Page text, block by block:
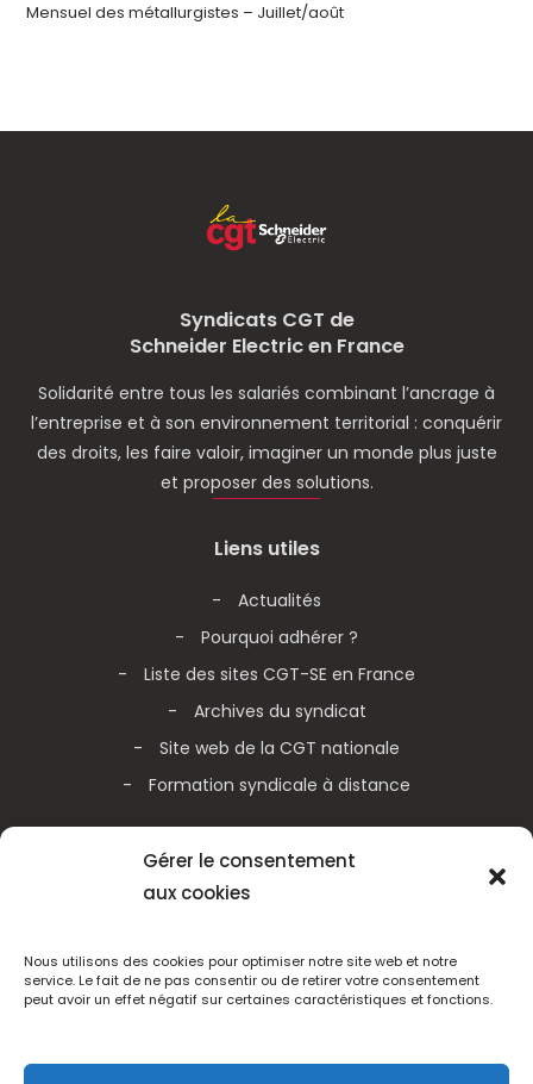
Gérer le consentement
aux cookies
Nous utilisons des cookies pour optimiser notre site web et notre
service. Le fait de ne pas consentir ou de retirer votre consentement
peut avoir un effet négatif sur certaines caractéristiques et fonctions.
Mensuel des métallurgistes – Juillet/août
Syndicats CGT de
Schneider Electric en France
Solidarité entre tous les salariés combinant l’ancrage à
l’entreprise et à son environnement territorial : conquérir
des droits, les faire valoir, imaginer un monde plus juste
et proposer des solutions.
Liens utiles
Actualités
Pourquoi adhérer ?
Liste des sites CGT-SE en France
Archives du syndicat
Site web de la CGT nationale
Formation syndicale à distance
Galerie vidéos
Actualités de la CGT nationale
Actualités de la CGT Métallurgie